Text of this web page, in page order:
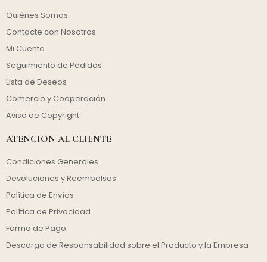
Quiénes Somos
Contacte con Nosotros
Mi Cuenta
Seguimiento de Pedidos
Lista de Deseos
Comercio y Cooperación
Aviso de Copyright
ATENCIÓN AL CLIENTE
Condiciones Generales
Devoluciones y Reembolsos
Política de Envíos
Política de Privacidad
Forma de Pago
Descargo de Responsabilidad sobre el Producto y la Empresa